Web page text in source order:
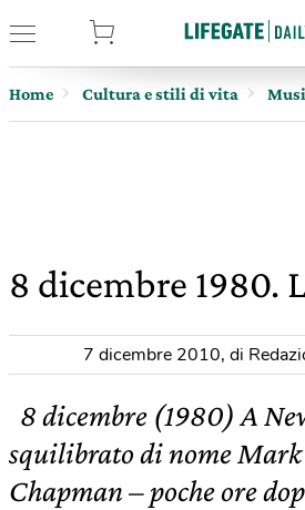
Home Cultura e stili di vita
8 dicembre 1980.
7 dicembre 2010, di
8 dicembre (1980) A
squilibrato di nome
Chapman – poche ore